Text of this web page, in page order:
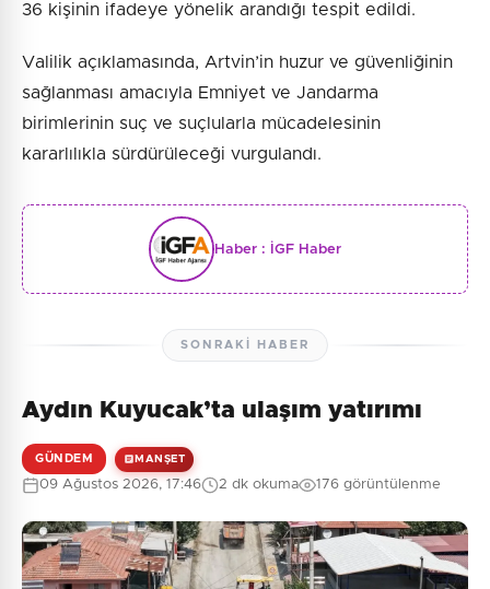
36 kişinin ifadeye yönelik arandığı tespit edildi.
Valilik açıklamasında, Artvin’in huzur ve güvenliğinin
sağlanması amacıyla Emniyet ve Jandarma
birimlerinin suç ve suçlularla mücadelesinin
kararlılıkla sürdürüleceği vurgulandı.
Haber : İGF Haber
SONRAKI HABER
Aydın Kuyucak’ta ulaşım yatırımı
GÜNDEM MANŞET
09 Ağustos 2026, 17:46 2 dk okuma 176 görüntülenme